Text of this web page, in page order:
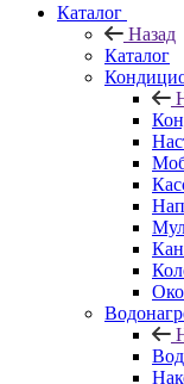
Каталог
Назад
Каталог